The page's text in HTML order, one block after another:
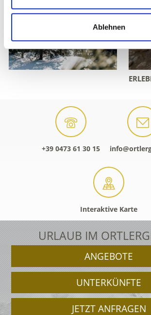
Ablehnen
ERLEBNISPROGRAMM -
+39 0473 61 30 15
Interaktive Karte
URLAUB IM
ANGEBOTE
UNTERKÜNFTE
JETZT ANFRAGEN